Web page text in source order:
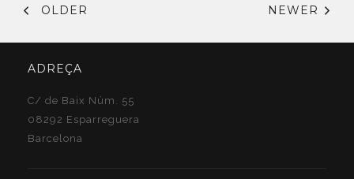
OLDER NEWER
ADREÇA
C/ de Baix Núm. 55
08292 Esparreguera
Barcelona